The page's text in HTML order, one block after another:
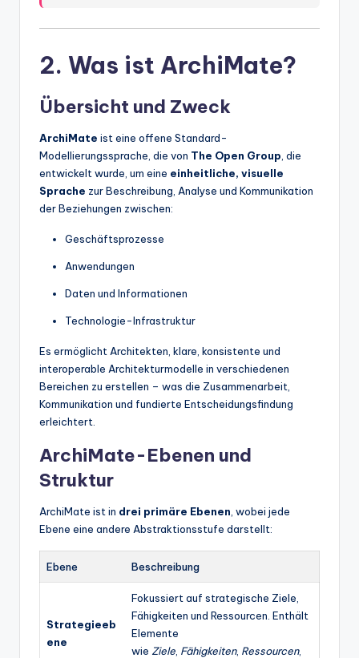
2. Was ist ArchiMate?
Übersicht und Zweck
ArchiMate ist eine offene Standard-
Modellierungssprache, die von The Open Group , die
entwickelt wurde, um eine einheitliche, visuelle
Sprache zur Beschreibung, Analyse und Kommunikation
der Beziehungen zwischen:
Geschäftsprozesse
Anwendungen
Daten und Informationen
Technologie-Infrastruktur
Es ermöglicht Architekten, klare, konsistente und
interoperable Architekturmodelle in verschiedenen
Bereichen zu erstellen – was die Zusammenarbeit,
Kommunikation und fundierte Entscheidungsfindung
erleichtert.
ArchiMate-Ebenen und
Struktur
ArchiMate ist in drei primäre Ebenen , wobei jede
Ebene eine andere Abstraktionsstufe darstellt:
Ebene Beschreibung
Strategieeb
ene
Fokussiert auf strategische Ziele,
Fähigkeiten und Ressourcen. Enthält
Elemente
wie Ziele Fähigkeiten, Ressourcen,